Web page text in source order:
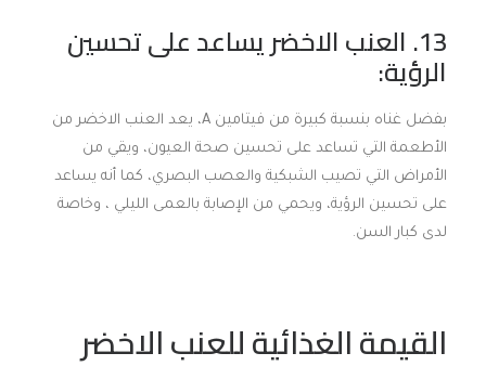
13. العنب الاخضر يساعد على تحسين
الرؤية:
بفضل غناه بنسبة كبيرة من فيتامين A، يعد العنب الاخضر من
الأطعمة التي تساعد على تحسين صحة العيون، ويقي من
الأمراض التي تصيب الشبكية والعصب البصري، كما أنه يساعد
على تحسين الرؤية، ويحمي من الإصابة بالعمى الليلي ، وخاصة
لدى كبار السن.
القيمة الغذائية للعنب الاخضر